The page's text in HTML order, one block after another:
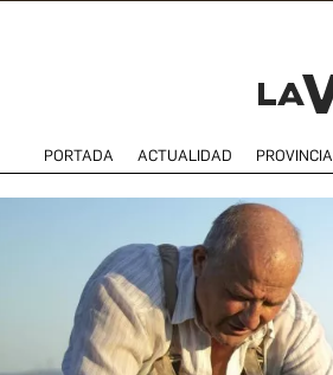
PORTADA ACTUALIDAD PROVINCIA